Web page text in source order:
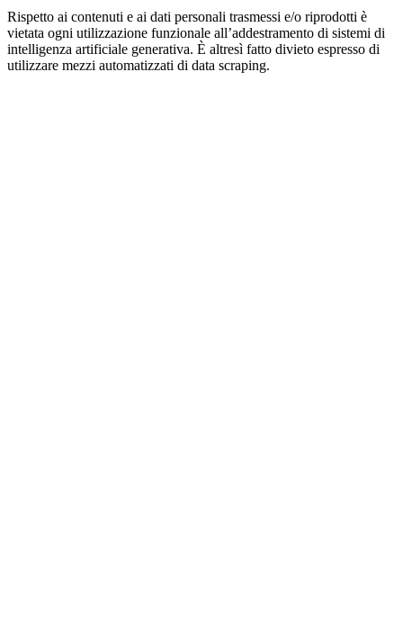
Rispetto ai contenuti e ai dati personali trasmessi e/o riprodotti è
vietata ogni utilizzazione funzionale all’addestramento di sistemi di
intelligenza artificiale generativa. È altresì fatto divieto espresso di
utilizzare mezzi automatizzati di data scraping.